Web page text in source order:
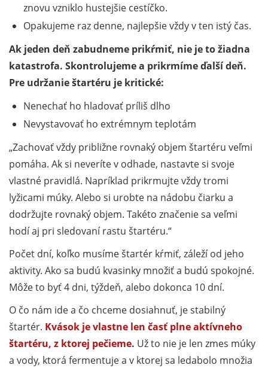
znovu vzniklo hustejšie cestíčko.
Opakujeme raz denne, najlepšie vždy v ten istý čas.
Ak jeden deň zabudneme prikŕmiť, nie je to žiadna
katastrofa. Skontrolujeme a prikrmíme ďalší deň.
Pre udržanie štartéru je kritické:
Nenechať ho hladovať príliš dlho
Nevystavovať ho extrémnym teplotám
Zachovať vždy približne rovnaký objem štartéru veľmi
pomáha. Ak si neveríte v odhade, nastavte si svoje
vlastné pravidlá. Napríklad prikrmujte vždy tromi
lyžicami múky. Alebo si urobte na nádobu čiarku a
dodržujte rovnaký objem. Takéto značenie sa veľmi
hodí aj pri sledovaní rastu štartéru.
Počet dní, koľko musíme štartér kŕmiť, záleží od jeho
aktivity. Ako sa budú kvasinky množiť a budú spokojné.
Môže to byť 4 dni, týždeň, alebo dokonca 10 dní.
O čo nám ide a čo chceme dosiahnuť, je stabilný
štartér. Kvások je vlastne len časť plne aktívneho
štartéru, z ktorej pečieme. Už to nie je len zmes múky
a vody, ktorá fermentuje a v ktorej sa ledabolo množia